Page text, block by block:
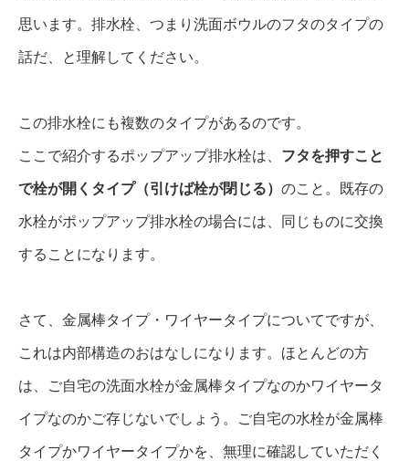
思います。排水栓、つまり洗面ボウルのフタのタイプの
話だ、と理解してください。
この排水栓にも複数のタイプがあるのです。
ここで紹介するポップアップ排水栓は、 フタを押すこと
で栓が開くタイプ（引けば栓が閉じる） のこと。既存の
水栓がポップアップ排水栓の場合には、同じものに交換
することになります。
さて、金属棒タイプ・ワイヤータイプについてですが、
これは内部構造のおはなしになります。ほとんどの方
は、ご自宅の洗面水栓が金属棒タイプなのかワイヤータ
イプなのかご存じないでしょう。ご自宅の水栓が金属棒
タイプかワイヤータイプかを、無理に確認していただく